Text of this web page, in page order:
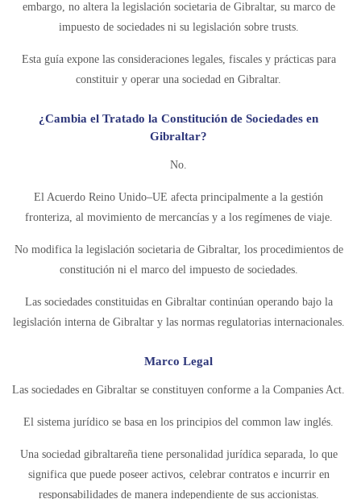
embargo, no altera la legislación societaria de Gibraltar, su marco de
impuesto de sociedades ni su legislación sobre trusts.
Esta guía expone las consideraciones legales, fiscales y prácticas para
constituir y operar una sociedad en Gibraltar.
¿Cambia el Tratado la Constitución de Sociedades en
Gibraltar?
No.
El Acuerdo Reino Unido–UE afecta principalmente a la gestión
fronteriza, al movimiento de mercancías y a los regímenes de viaje.
No modifica la legislación societaria de Gibraltar, los procedimientos de
constitución ni el marco del impuesto de sociedades.
Las sociedades constituidas en Gibraltar continúan operando bajo la
legislación interna de Gibraltar y las normas regulatorias internacionales.
Marco Legal
Las sociedades en Gibraltar se constituyen conforme a la Companies Act.
El sistema jurídico se basa en los principios del common law inglés.
Una sociedad gibraltareña tiene personalidad jurídica separada, lo que
significa que puede poseer activos, celebrar contratos e incurrir en
responsabilidades de manera independiente de sus accionistas.